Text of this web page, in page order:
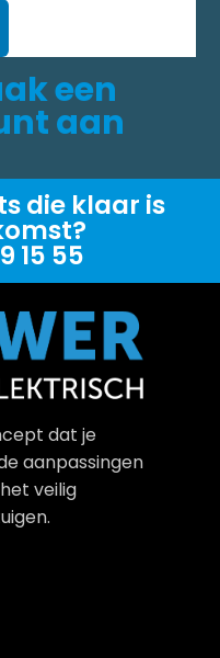
een
aan
die klaar is
15 55
dat je
aanpassingen
veilig